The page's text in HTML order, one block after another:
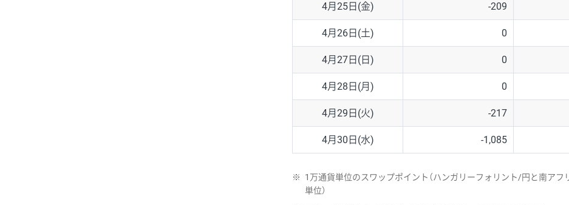
4月25日(金) -209
4月26日(土) 0
4月27日(日) 0
4月28日(月) 0
4月29日(火) -217
4月30日(水) -1,085
※
1万通貨単位のスワップポイント（ハンガリーフォリント/円と南ア
単位）